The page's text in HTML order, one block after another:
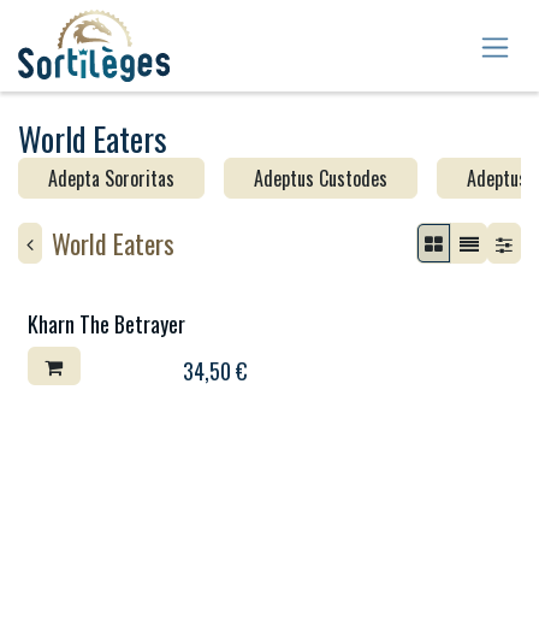
Se rendre au contenu
World Eaters
Adepta Sororitas Adeptus Custodes Adeptus
World Eaters
Kharn The Betrayer
34,50€